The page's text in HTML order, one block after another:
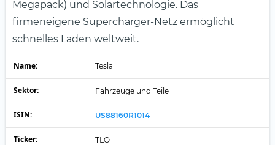
Megapack) und Solartechnologie. Das
firmeneigene Supercharger-Netz ermöglicht
schnelles Laden weltweit.
Name: Tesla
Sektor: Fahrzeuge und Teile
ISIN: US88160R1014
Ticker: TLO